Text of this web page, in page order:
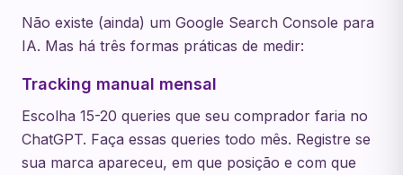
Não existe (ainda) um Google Search Console para
IA. Mas há três formas práticas de medir:
Tracking manual mensal
Escolha 15-20 queries que seu comprador faria no
ChatGPT. Faça essas queries todo mês. Registre se
sua marca apareceu, em que posição e com que